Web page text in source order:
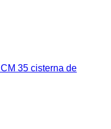
35 cisterna de